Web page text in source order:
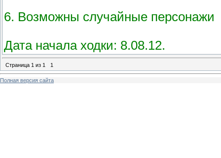
6. Возможны случайные персонажи
Дата начала ходки: 8.08.12.
Страница 1 из 1 1
Полная версия сайта